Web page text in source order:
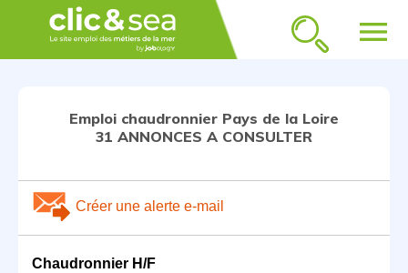
menu
Emploi chaudronnier Pays de la Loire
31 ANNONCES A CONSULTER
Créer une alerte e-mail
Chaudronnier H/F